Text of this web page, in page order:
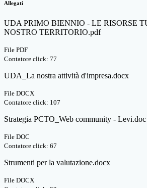
Allegati
UDA PRIMO BIENNIO - LE RISORSE
NOSTRO TERRITORIO.pdf
File PDF
Contatore click: 77
UDA_La nostra attività d'impresa.docx
File DOCX
Contatore click: 107
Strategia PCTO_Web community - Levi.doc
File DOC
Contatore click: 67
Strumenti per la valutazione.docx
File DOCX